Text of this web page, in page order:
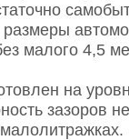
малого 4,5
на
зазоров